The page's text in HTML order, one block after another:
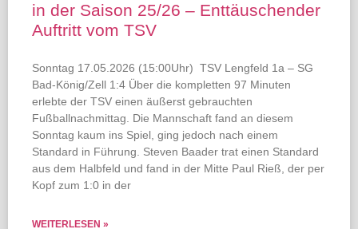
in der Saison 25/26 – Enttäuschender
Auftritt vom TSV
Sonntag 17.05.2026 (15:00Uhr) TSV Lengfeld 1a – SG
Bad-König/Zell 1:4 Über die kompletten 97 Minuten
erlebte der TSV einen äußerst gebrauchten
Fußballnachmittag. Die Mannschaft fand an diesem
Sonntag kaum ins Spiel, ging jedoch nach einem
Standard in Führung. Steven Baader trat einen Standard
aus dem Halbfeld und fand in der Mitte Paul Rieß, der per
Kopf zum 1:0 in der
WEITERLESEN »